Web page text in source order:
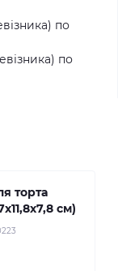
по
по
торта
см)